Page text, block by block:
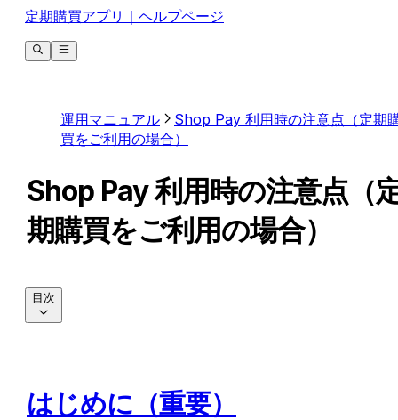
定期購買アプリ｜ヘルプページ
運用マニュアル
Shop Pay 利用時の注意点（定期
買をご利用の場合）
Shop Pay 利用時の注意点（
期購買をご利用の場合）
はじめに（重要）
目次